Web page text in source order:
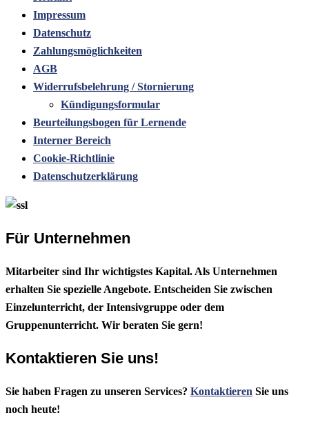
Impressum
Datenschutz
Zahlungsmöglichkeiten
AGB
Widerrufsbelehrung / Stornierung
Kündigungsformular
Beurteilungsbogen für Lernende
Interner Bereich
Cookie-Richtlinie
Datenschutzerklärung
Für Unternehmen
Mitarbeiter sind Ihr wichtigstes Kapital. Als Unternehmen
erhalten Sie spezielle Angebote. Entscheiden Sie zwischen
Einzelunterricht, der Intensivgruppe oder dem
Gruppenunterricht. Wir beraten Sie gern!
Kontaktieren Sie uns!
Sie haben Fragen zu unseren Services? Kontaktieren Sie uns
noch heute!